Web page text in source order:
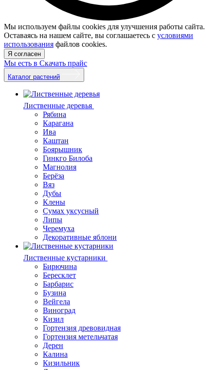
Мы используем файлы cookies для улучшения работы сайта.
Оставаясь на нашем сайте, вы соглашаетесь с условиями
использования файлов cookies.
Я согласен
Мы есть в Скачать прайс
Каталог растений
Лиственные деревья
Рябина
Карагана
Ива
Каштан
Боярышник
Гинкго Билоба
Магнолия
Берёза
Вяз
Дубы
Клены
Сумах уксусный
Липы
Черемуха
Декоративные яблони
Лиственные кустарники
Бирючина
Бересклет
Барбарис
Бузина
Вейгела
Виноград
Кизил
Гортензия древовидная
Гортензия метельчатая
Дерен
Калина
Кизильник